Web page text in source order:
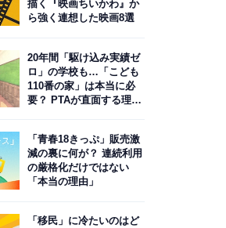
描く『映画ちいかわ』か
ら強く連想した映画8選
20年間「駆け込み実績ゼ
ロ」の学校も…「こども
110番の家」は本当に必
要？ PTAが直面する理想
「青春18きっぷ」販売激
減の裏に何が？ 連続利用
の厳格化だけではない
「本当の理由」
「移民」に冷たいのはど